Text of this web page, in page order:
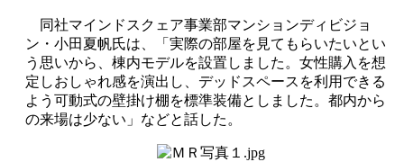
同社マインドスクェア事業部マンションディビジョ
ン・小田夏帆氏は、「実際の部屋を見てもらいたいとい
う思いから、棟内モデルを設置しました。女性購入を想
定しおしゃれ感を演出し、デッドスペースを利用できる
よう可動式の壁掛け棚を標準装備としました。都内から
の来場は少ない」などと話した。